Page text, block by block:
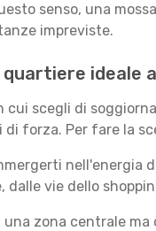
senso, una
impreviste.
quartiere ideale
cui scegli di
di forza. Per fare la
nell'energia
dalle vie dello
una zona centrale